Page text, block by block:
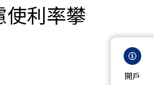
開戶
使利率攀